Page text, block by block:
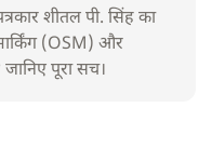
शीतल पी. सिंह का
(OSM) और
जानिए पूरा सच।